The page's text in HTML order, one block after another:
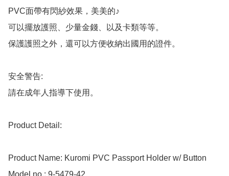
PVC面帶有閃紗效果，美美的♪
可以擺放護照、少量金錢、以及卡類等等。
保護護照之外，還可以方便收納出國用的證件。
安全警告:
請在成年人指導下使用。
Product Detail:
Product Name: Kuromi PVC Passport Holder w/ Button